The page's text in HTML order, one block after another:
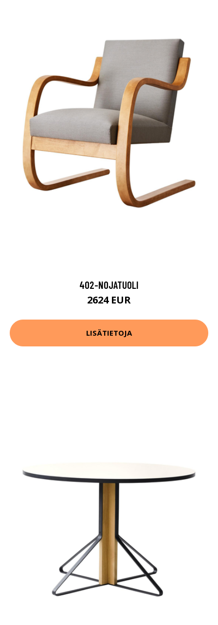
402-NOJATUOLI
2624 EUR
LISÄTIETOJA